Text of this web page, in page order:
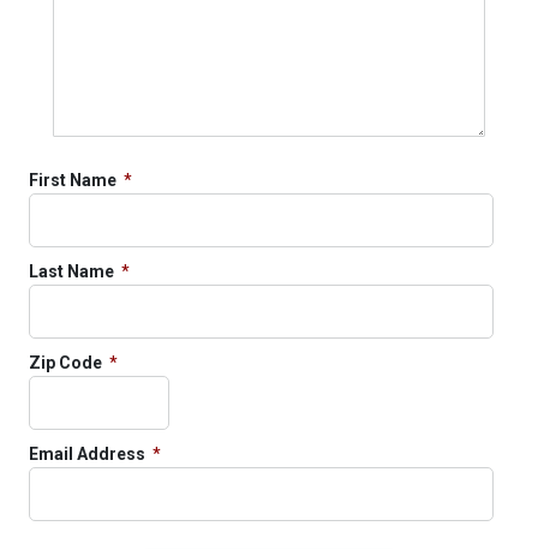
First Name
Last Name
Zip Code
Email Address